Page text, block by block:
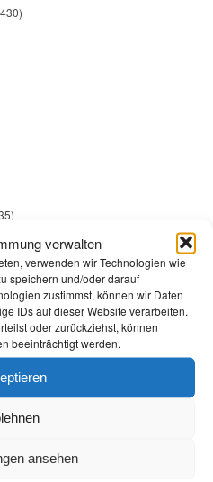
verwalten
verwenden wir Technologien wie
speichern und/oder darauf
zustimmst, können wir Daten
IDs auf dieser Website verarbeiten.
oder zurückziehst, können
beeinträchtigt werden.
ansehen
/Oderinsel
,Reiseberichte,unterwegs
mich am Mittwoch mit dem
der Gemeinde